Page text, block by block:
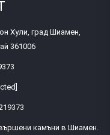
Хули, град Шиамен,
361006
камъни в Шиамен.